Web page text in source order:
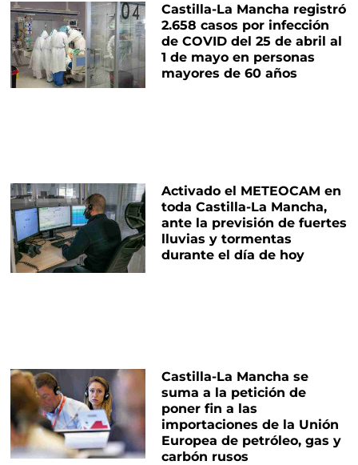
Castilla-La Mancha registró
2.658 casos por infección
de COVID del 25 de abril al
1 de mayo en personas
mayores de 60 años
Activado el METEOCAM en
toda Castilla-La Mancha,
ante la previsión de fuertes
lluvias y tormentas
durante el día de hoy
Castilla-La Mancha se
suma a la petición de
poner fin a las
importaciones de la Unión
Europea de petróleo, gas y
carbón rusos